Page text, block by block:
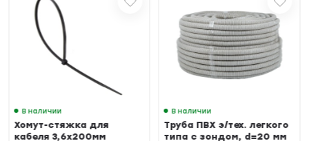
В наличии
Хомут-стяжка для
кабеля 3,6х200мм
В наличии
Труба ПВХ э/тех. легкого
типа с зондом, d=20 мм